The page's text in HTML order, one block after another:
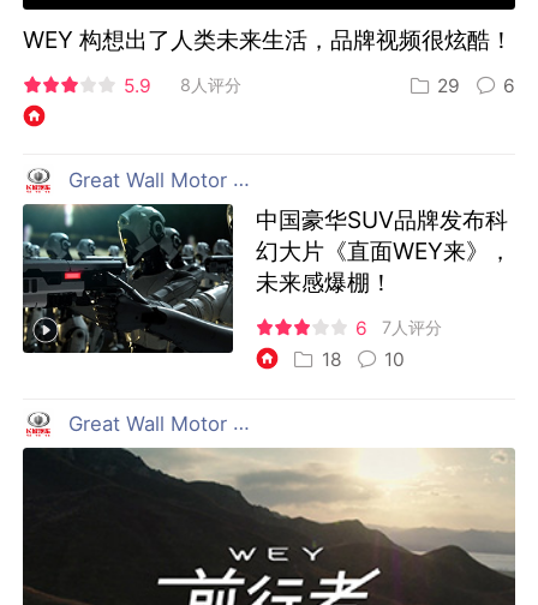
WEY 构想出了人类未来生活，品牌视频很炫酷！
5.9 8人评分 29 6
Great Wall Motor 长城汽车
中国豪华SUV品牌发布科
幻大片《直面WEY来》，
未来感爆棚！
6 7人评分
18 10
Great Wall Motor 长城汽车